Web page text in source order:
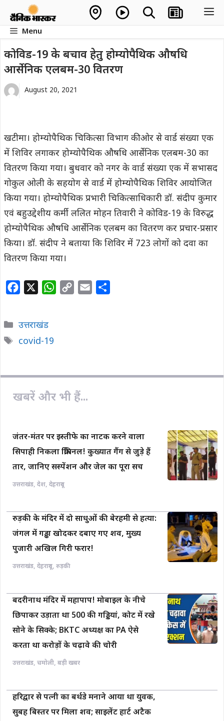
contentMenu
कोविड-19 के बचाव हेतु होम्योपैथिक औषधि
आर्सेनिक एलबम-30 वितरण
August 20, 2021
खटीमा। होम्योपैथिक चिकित्सा विभाग की ओर से वार्ड संख्या एक
में शिविर लगाकर होम्योपैथिक औषधि आर्सेनिक एलबम-30 का
वितरण किया गया। बुधवार को नगर के वार्ड संख्या एक में सभासद
गोकुल ओली के सहयोग से वार्ड में होम्योपैथिक शिविर आयोजित
किया गया। होम्योपैथिक प्रभारी चिकित्साधिकारी डॉ. संदीप कुमार
एवं बहुउद्देशीय कर्मी ललित मोहन तिवारी ने कोविड-19 के विरुद्ध
होम्योपैथिक औषधि आर्सेनिक एलबम का वितरण कर प्रचार-प्रसार
किया। डॉ. संदीप ने बताया कि शिविर में 723 लोगों को दवा का
वितरण किया गया।
e
b
W
Categories
उत्तराखंड
Tags
covid-19
खबरें और भी हैं...
जंतर-मंतर पर इस्तीफे का नाटक करने वाला
सिपाही निकला क्रिमिनल! कुख्यात गैंग से जुड़े हैं
तार, जानिए सस्पेंशन और जेल का पूरा सच
उत्तराखंड, देश, देहरादून
रुड़की के मंदिर में दो साधुओं की बेरहमी से हत्या:
जंगल में गड्ढा खोदकर दबाए गए शव, मुख्य
पुजारी अखिल गिरी फरार!
उत्तराखंड, देहरादून, रुड़की
बदरीनाथ मंदिर में महापाप! मोबाइल के नीचे
छिपाकर उड़ाता था 500 की गड्डियां, कोट में रखे
सोने के सिक्के; BKTC अध्यक्ष का PA ऐसे
करता था करोड़ों के चढ़ावे की चोरी
उत्तराखंड, चमोली, बड़ी खबर
हरिद्वार से पत्नी का बर्थडे मनाने आया था युवक,
सुबह बिस्तर पर मिला शव; साइलेंट हार्ट अटैक